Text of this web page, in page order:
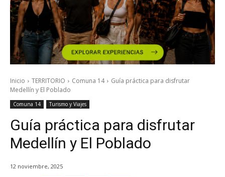
Inicio TERRITORIO Comuna 14
Guía práctica para disfrutar
Medellín y El Poblado
Comuna 14 Turismo y Viajes
Guía práctica para disfrutar
Medellín y El Poblado
12 noviembre, 2025